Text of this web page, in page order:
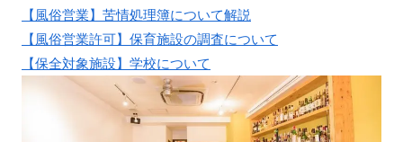
【風俗営業】苦情処理簿について解説
【風俗営業許可】保育施設の調査について
【保全対象施設】学校について